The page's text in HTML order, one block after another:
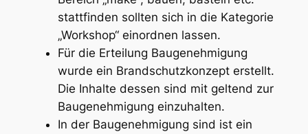
stattfinden sollten sich in die Kategorie
„Workshop“ einordnen lassen.
Für die Erteilung Baugenehmigung
wurde ein Brandschutzkonzept erstellt.
Die Inhalte dessen sind mit geltend zur
Baugenehmigung einzuhalten.
In der Baugenehmigung sind ist ein